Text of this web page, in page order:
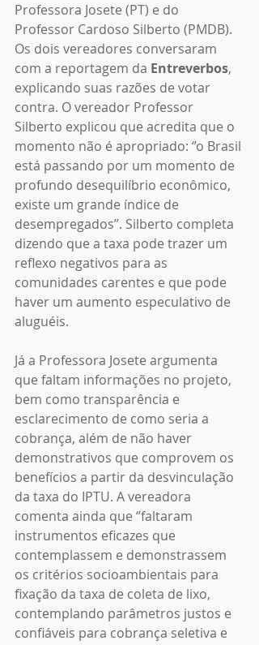
Professora Josete (PT) e do
Professor Cardoso Silberto (PMDB).
Os dois vereadores conversaram
com a reportagem da Entreverbos,
explicando suas razões de votar
contra. O vereador Professor
Silberto explicou que acredita que o
momento não é apropriado: ‘’o Brasil
está passando por um momento de
profundo desequilíbrio econômico,
existe um grande índice de
desempregados’’. Silberto completa
dizendo que a taxa pode trazer um
reflexo negativos para as
comunidades carentes e que pode
haver um aumento especulativo de
aluguéis.
Já a Professora Josete argumenta
que faltam informações no projeto,
bem como transparência e
esclarecimento de como seria a
cobrança, além de não haver
demonstrativos que comprovem os
benefícios a partir da desvinculação
da taxa do IPTU. A vereadora
comenta ainda que ‘’faltaram
instrumentos eficazes que
contemplassem e demonstrassem
os critérios socioambientais para
fixação da taxa de coleta de lixo,
contemplando parâmetros justos e
confiáveis para cobrança seletiva e